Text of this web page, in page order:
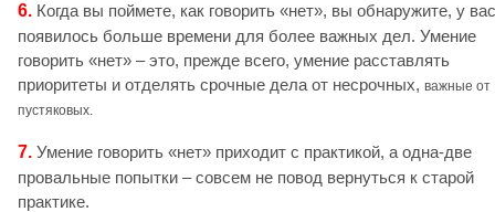
6. Когда вы поймете, как говорить «нет», вы обнаружите, у вас
появилось больше времени для более важных дел. Умение
говорить «нет» – это, прежде всего, умение расставлять
приоритеты и отделять срочные дела от несрочных, важные от
пустяковых.
7. Умение говорить «нет» приходит с практикой, а одна-две
провальные попытки – совсем не повод вернуться к старой
практике.